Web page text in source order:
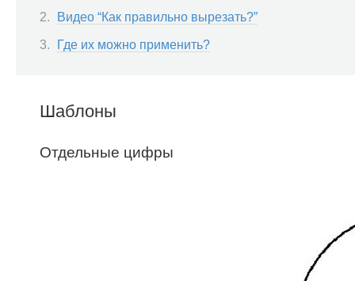
Видео “Как правильно вырезать?”
Где их можно применить?
Шаблоны
Отдельные цифры